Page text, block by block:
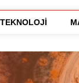
TEKNOLOJİ